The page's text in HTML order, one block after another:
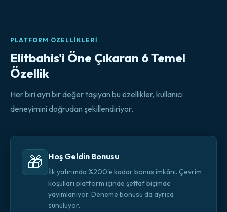
PLATFORM ÖZELLIKLERI
Elitbahis'i Öne Çıkaran 6 Temel
Özellik
Her biri ayrı bir değer taşıyan bu özellikler, kullanıcı
deneyimini doğrudan şekillendiriyor.
🎁 Hoş Geldin Bonusu
İlk yatırımda %200'e kadar bonus imkânı. Çevrim
koşulları platform içinde şeffaf biçimde
yayımlanıyor. Deneme bonusu da ayrıca
sunuluyor.